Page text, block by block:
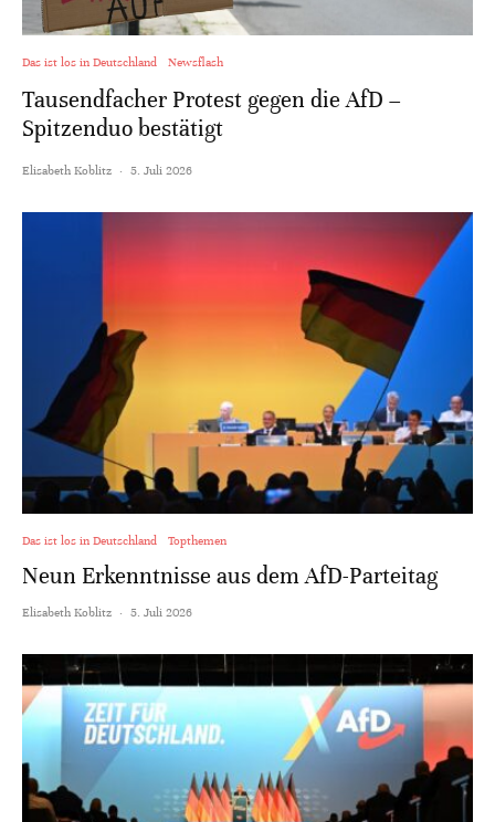
Das ist los in Deutschland Newsflash
Tausendfacher Protest gegen die AfD –
Spitzenduo bestätigt
Elisabeth Koblitz · 5. Juli 2026
Das ist los in Deutschland Topthemen
Neun Erkenntnisse aus dem AfD-Parteitag
Elisabeth Koblitz · 5. Juli 2026